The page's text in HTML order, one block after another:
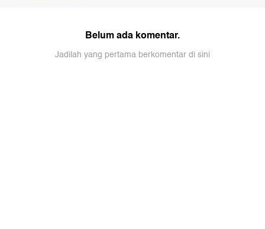
Belum ada komentar.
Jadilah yang pertama berkomentar di sini